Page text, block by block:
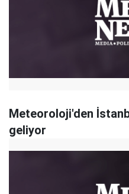
Meteoroloji'den
geliyor